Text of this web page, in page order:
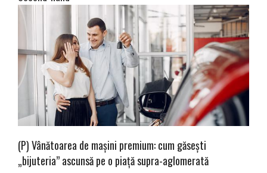
(P) Vânătoarea de mașini premium: cum găsești
„bijuteria” ascunsă pe o piață supra-aglomerată